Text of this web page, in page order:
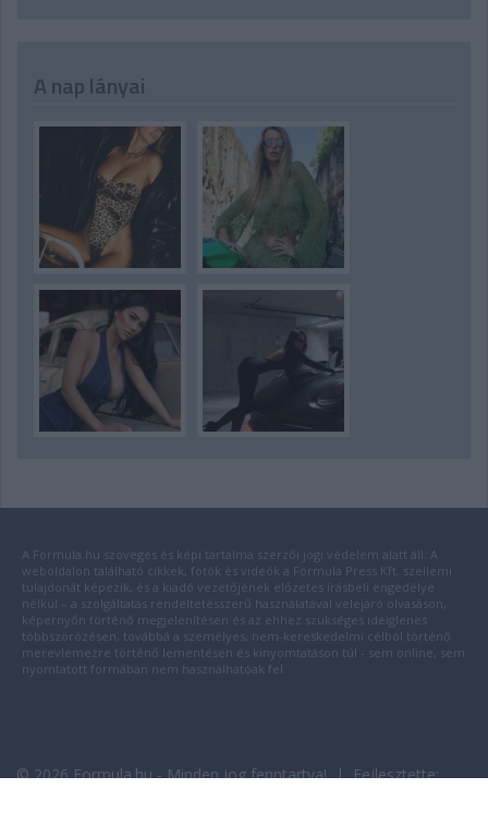
A nap lányai
A Formula.hu szöveges és képi tartalma szerzői jogi védelem alatt áll. A
weboldalon található cikkek, fotók és videók a Formula Press Kft. szellemi
tulajdonát képezik, és a kiadó vezetőjének előzetes írásbeli engedélye
nélkül – a szolgáltatás rendeltetésszerű használatával velejáró olvasáson,
képernyőn történő megjelenítésen és az ehhez szükséges ideiglenes
többszörözésen, továbbá a személyes, nem-kereskedelmi célból történő
merevlemezre történő lementésen és kinyomtatáson túl - sem online, sem
nyomtatott formában nem használhatóak fel.
© 2026 Formula.hu - Minden jog fenntartva! | Fejlesztette: